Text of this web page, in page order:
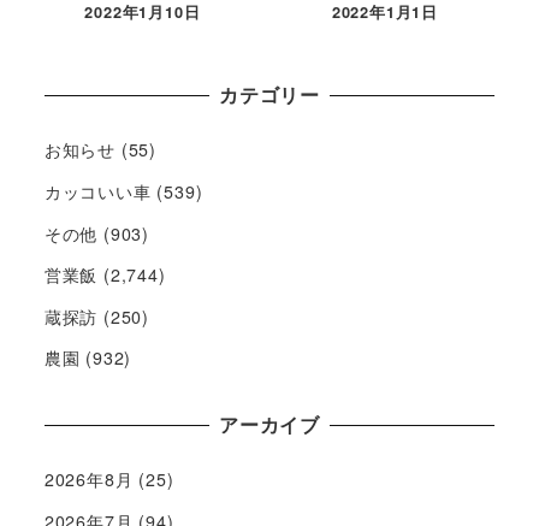
2022年1月10日
2022年1月1日
カテゴリー
お知らせ (55)
カッコいい車 (539)
その他 (903)
営業飯 (2,744)
蔵探訪 (250)
農園 (932)
アーカイブ
2026年8月 (25)
2026年7月 (94)